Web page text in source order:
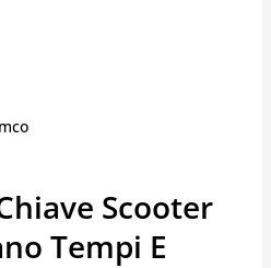
Scooter
Tempi E